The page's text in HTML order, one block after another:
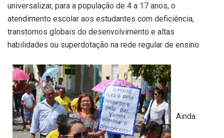
universalizar, para a população de 4 a 17 anos, o
atendimento escolar aos estudantes com deficiência,
transtornos globais do desenvolvimento e altas
habilidades ou superdotação na rede regular de ensino.
Ainda